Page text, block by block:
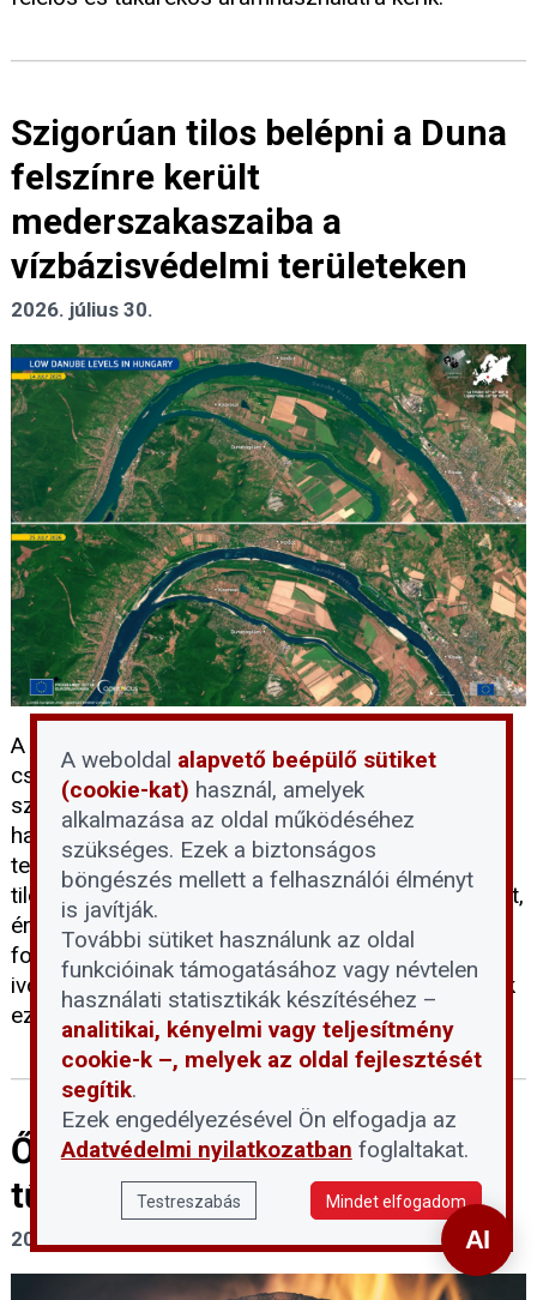
Szigorúan tilos belépni a Duna
felszínre került
mederszakaszaiba a
vízbázisvédelmi területeken
2026. július 30.
A rekordalacsony dunai vízállás idején sokan
csábítónak találják, hogy besétáljanak a folyó
szárazzá vált medrébe, ám a Fővárosi Vízművek
határozottan figyelmeztet: a vízbázisvédelmi
területekre belépni és ott tartózkodni szigorúan
tilos. Ahhoz, hogy megértsük e tilalom jelentőségét,
érdemes tisztázni, mit jelent pontosan a vízbázis
fogalma, és miért jelenthet kockázatot a lakossági
ivóvízellátásra az emberi jelenlét a Duna medrének
ezen részein.
Ősztől 5 százalékra csökken a
tűzifa áfája
2026. július 30.
A weboldal alapvető beépülő sütiket
(cookie-kat) használ, amelyek
alkalmazása az oldal működéséhez
szükséges. Ezek a biztonságos
böngészés mellett a felhasználói élményt
is javítják.
További sütiket használunk az oldal
funkcióinak támogatásához vagy névtelen
használati statisztikák készítéséhez –
analitikai, kényelmi vagy teljesítmény
cookie-k –, melyek az oldal fejlesztését
segítik.
Ezek engedélyezésével Ön elfogadja az
Adatvédelmi nyilatkozatban foglaltakat.
Testreszabás Mindet elfogadom